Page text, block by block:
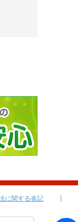
に関する表記